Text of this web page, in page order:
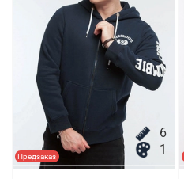
Предзаказ
6
1